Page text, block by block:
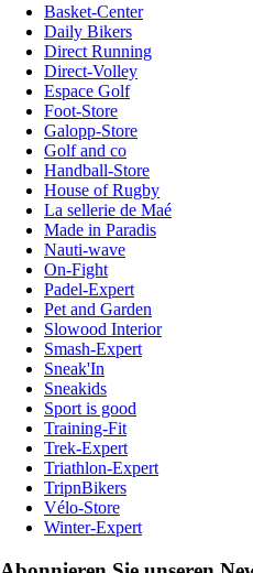
Basket-Center
Daily Bikers
Direct Running
Direct-Volley
Espace Golf
Foot-Store
Galopp-Store
Golf and co
Handball-Store
House of Rugby
La sellerie de Maé
Made in Paradis
Nauti-wave
On-Fight
Padel-Expert
Pet and Garden
Slowood Interior
Smash-Expert
Sneak'In
Sneakids
Sport is good
Training-Fit
Trek-Expert
Triathlon-Expert
TripnBikers
Vélo-Store
Winter-Expert